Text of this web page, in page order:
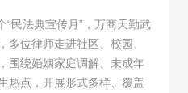
民法典宣传月”，万商天勤武
多位律师走进社区、校园、
围绕婚姻家庭调解、未成年
热点，开展形式多样、覆盖